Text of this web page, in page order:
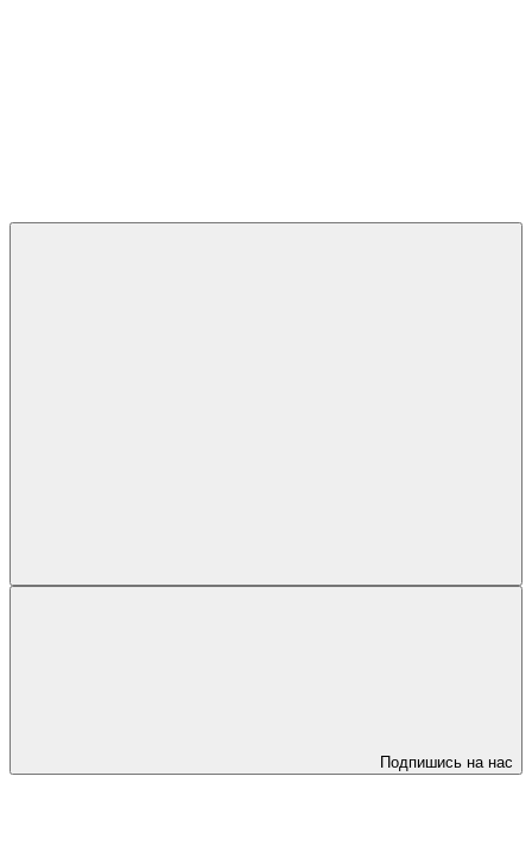
Подпишись на нас